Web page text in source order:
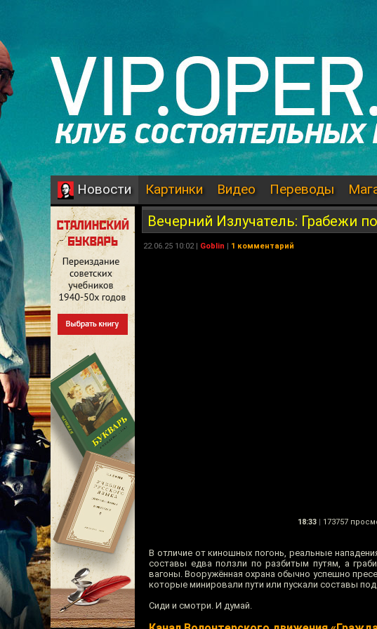
Новости Картинки Видео Переводы
Вечерний Излучатель: Грабежи
22.06.25 10:02 | Goblin | 1 комментарий
18:33 | 173757
В отличие от киношных погонь, реальные
составы едва ползли по разбитым путям, а
вагоны. Вооружённая охрана обычно успешно
которые минировали пути или пускали составы
Сиди и смотри. И думай.